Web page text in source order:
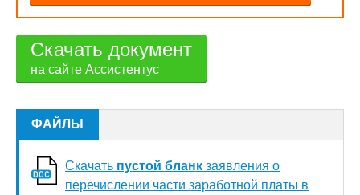
Скачать документ
на сайте Ассистентус
ФАЙЛЫ
Скачать пустой бланк заявления о
перечислении части заработной платы в